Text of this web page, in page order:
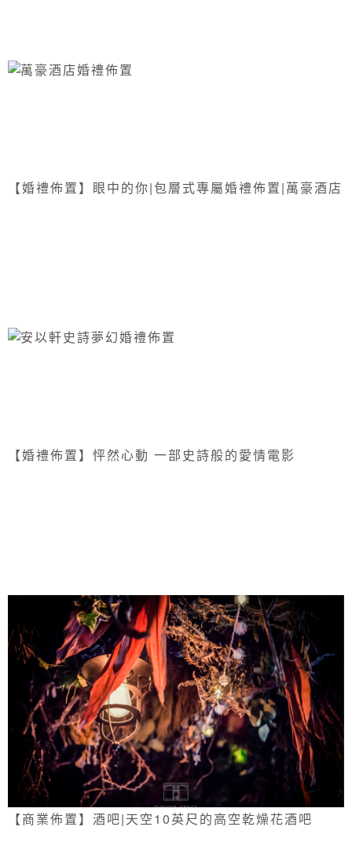
【婚禮佈置】眼中的你|包層式專屬婚禮佈置|萬豪酒店
【婚禮佈置】怦然心動 一部史詩般的愛情電影
【商業佈置】酒吧|天空10英尺的高空乾燥花酒吧